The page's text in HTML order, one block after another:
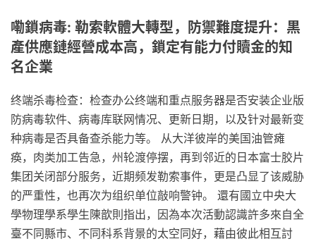
嘞鎖病毒: 勒索軟體大轉型，防禦難度提升：黒
產供應鏈經營成本高，鎖定有能力付贖金的知
名企業
终端杀毒检查：检查办公终端和重点服务器是否安装企业版
防病毒软件、病毒库联网情况、更新日期，以及针对最新变
种病毒是否具备查杀能力等。 从大洋彼岸的美国油管瘫
痪，肉类加工告急，州轮渡停摆，再到邻近的日本富士胶片
集团关闭部分服务，近期频发勒索事件，更是凸显了该威胁
的严重性，也再次为组织单位敲响警钟。 還有國立中央大
學物理學系學生陳歆則指出，因為本次活動認識許多來自全
臺不同縣市、不同科系背景的太空同好，藉由彼此相互討